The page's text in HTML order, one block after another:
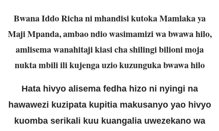
Bwana Iddo Richa ni mhandisi kutoka Mamlaka ya
Maji Mpanda, ambao ndio wasimamizi wa bwawa hilo,
amlisema wanahitaji kiasi cha shilingi bilioni moja
nukta mbili ili kujenga uzio kuzunguka bwawa hilo
Hata hivyo alisema fedha hizo ni nyingi na
hawawezi kuzipata kupitia makusanyo yao hivyo
kuomba serikali kuu kuangalia uwezekano wa